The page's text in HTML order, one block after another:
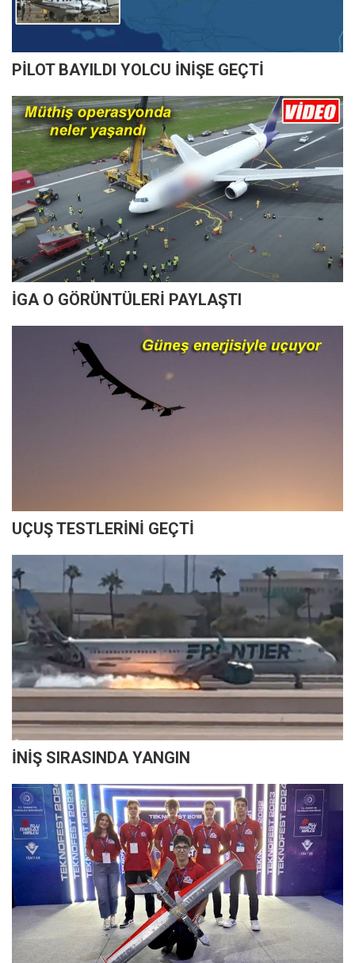
PİLOT BAYILDI YOLCU İNİŞE GEÇTİ
İGA O GÖRÜNTÜLERİ PAYLAŞTI
UÇUŞ TESTLERİNİ GEÇTİ
İNİŞ SIRASINDA YANGIN